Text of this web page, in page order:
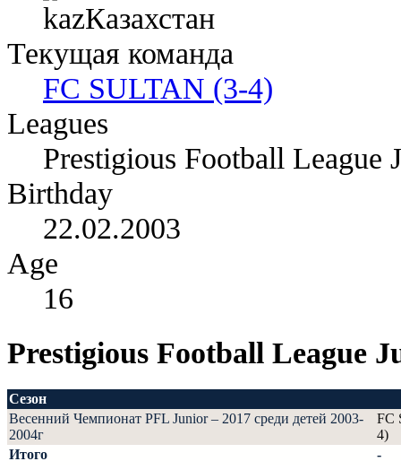
Казахстан
Текущая команда
FC SULTAN (3-4)
Leagues
Prestigious Football League
Birthday
22.02.2003
Age
16
Prestigious Football League
Сезон
Весенний Чемпионат PFL Junior – 2017 среди детей 2003-
2004г
FC
4)
Итого
-